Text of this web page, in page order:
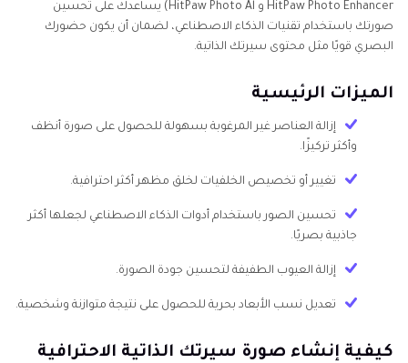
HitPaw Photo Enhancer و HitPaw Photo Al) يساعدك على تحسين
صورتك باستخدام تقنيات الذكاء الاصطناعي، لضمان أن يكون حضورك
البصري قويًا مثل محتوى سيرتك الذاتية.
الميزات الرئيسية
إزالة العناصر غير المرغوبة بسهولة للحصول على صورة أنظف
وأكثر تركيزًا.
تغيير أو تخصيص الخلفيات لخلق مظهر أكثر احترافية.
تحسين الصور باستخدام أدوات الذكاء الاصطناعي لجعلها أكثر
جاذبية بصريًا.
إزالة العيوب الطفيفة لتحسين جودة الصورة.
تعديل نسب الأبعاد بحرية للحصول على نتيجة متوازنة وشخصية.
كيفية إنشاء صورة سيرتك الذاتية الاحترافية